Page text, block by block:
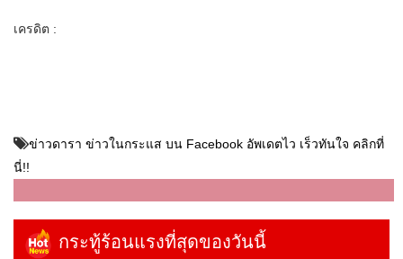
เครดิต :
ข่าวดารา ข่าวในกระแส บน Facebook อัพเดตไว เร็วทันใจ คลิกที่
นี่!!
กระทู้ร้อนแรงที่สุดของวันนี้